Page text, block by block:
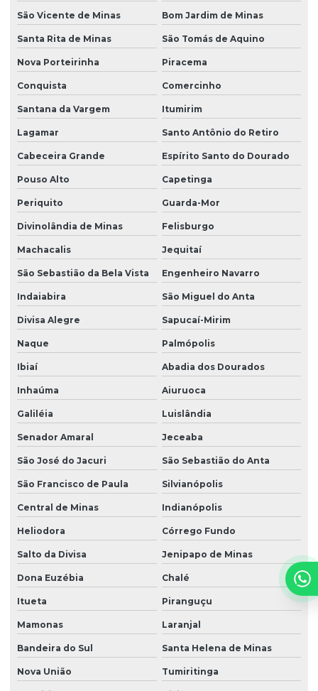
São Vicente de Minas Bom Jardim de Minas
Santa Rita de Minas São Tomás de Aquino
Nova Porteirinha Piracema
Conquista Comercinho
Santana da Vargem Itumirim
Lagamar Santo Antônio do Retiro
Cabeceira Grande Espírito Santo do Dourado
Pouso Alto Capetinga
Periquito Guarda-Mor
Divinolândia de Minas Felisburgo
Machacalis Jequitaí
São Sebastião da Bela Vista Engenheiro Navarro
Indaiabira São Miguel do Anta
Divisa Alegre Sapucaí-Mirim
Naque Palmópolis
Ibiaí Abadia dos Dourados
Inhaúma Aiuruoca
Galiléia Luislândia
Senador Amaral Jeceaba
São José do Jacuri São Sebastião do Anta
São Francisco de Paula Silvianópolis
Central de Minas Indianópolis
Heliodora Córrego Fundo
Salto da Divisa Jenipapo de Minas
Dona Euzébia Chalé
Itueta Piranguçu
Mamonas Laranjal
Bandeira do Sul Santa Helena de Minas
Nova União Tumiritinga